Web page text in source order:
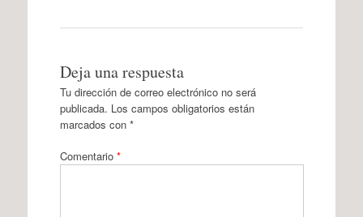
Deja una respuesta
Tu dirección de correo electrónico no será
publicada. Los campos obligatorios están
marcados con *
Comentario *